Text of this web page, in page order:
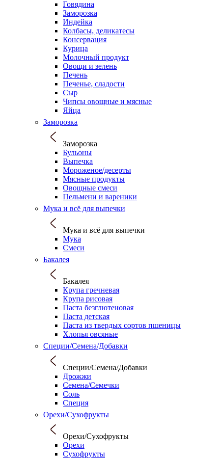
Говядина
Заморозка
Индейка
Колбасы, деликатесы
Консервация
Курица
Молочный продукт
Овощи и зелень
Печень
Печенье, сладости
Сыр
Чипсы овощные и мясные
Яйца
Заморозка
Заморозка
Бульоны
Выпечка
Мороженое/десерты
Мясные продукты
Овощные смеси
Пельмени и вареники
Мука и всё для выпечки
Мука и всё для выпечки
Мука
Смеси
Бакалея
Бакалея
Крупа гречневая
Крупа рисовая
Паста безглютеновая
Паста детская
Паста из твердых сортов пшеницы
Хлопья овсяные
Специи/Семена/Добавки
Специи/Семена/Добавки
Дрожжи
Семена/Семечки
Соль
Специя
Орехи/Сухофрукты
Орехи/Сухофрукты
Орехи
Сухофрукты